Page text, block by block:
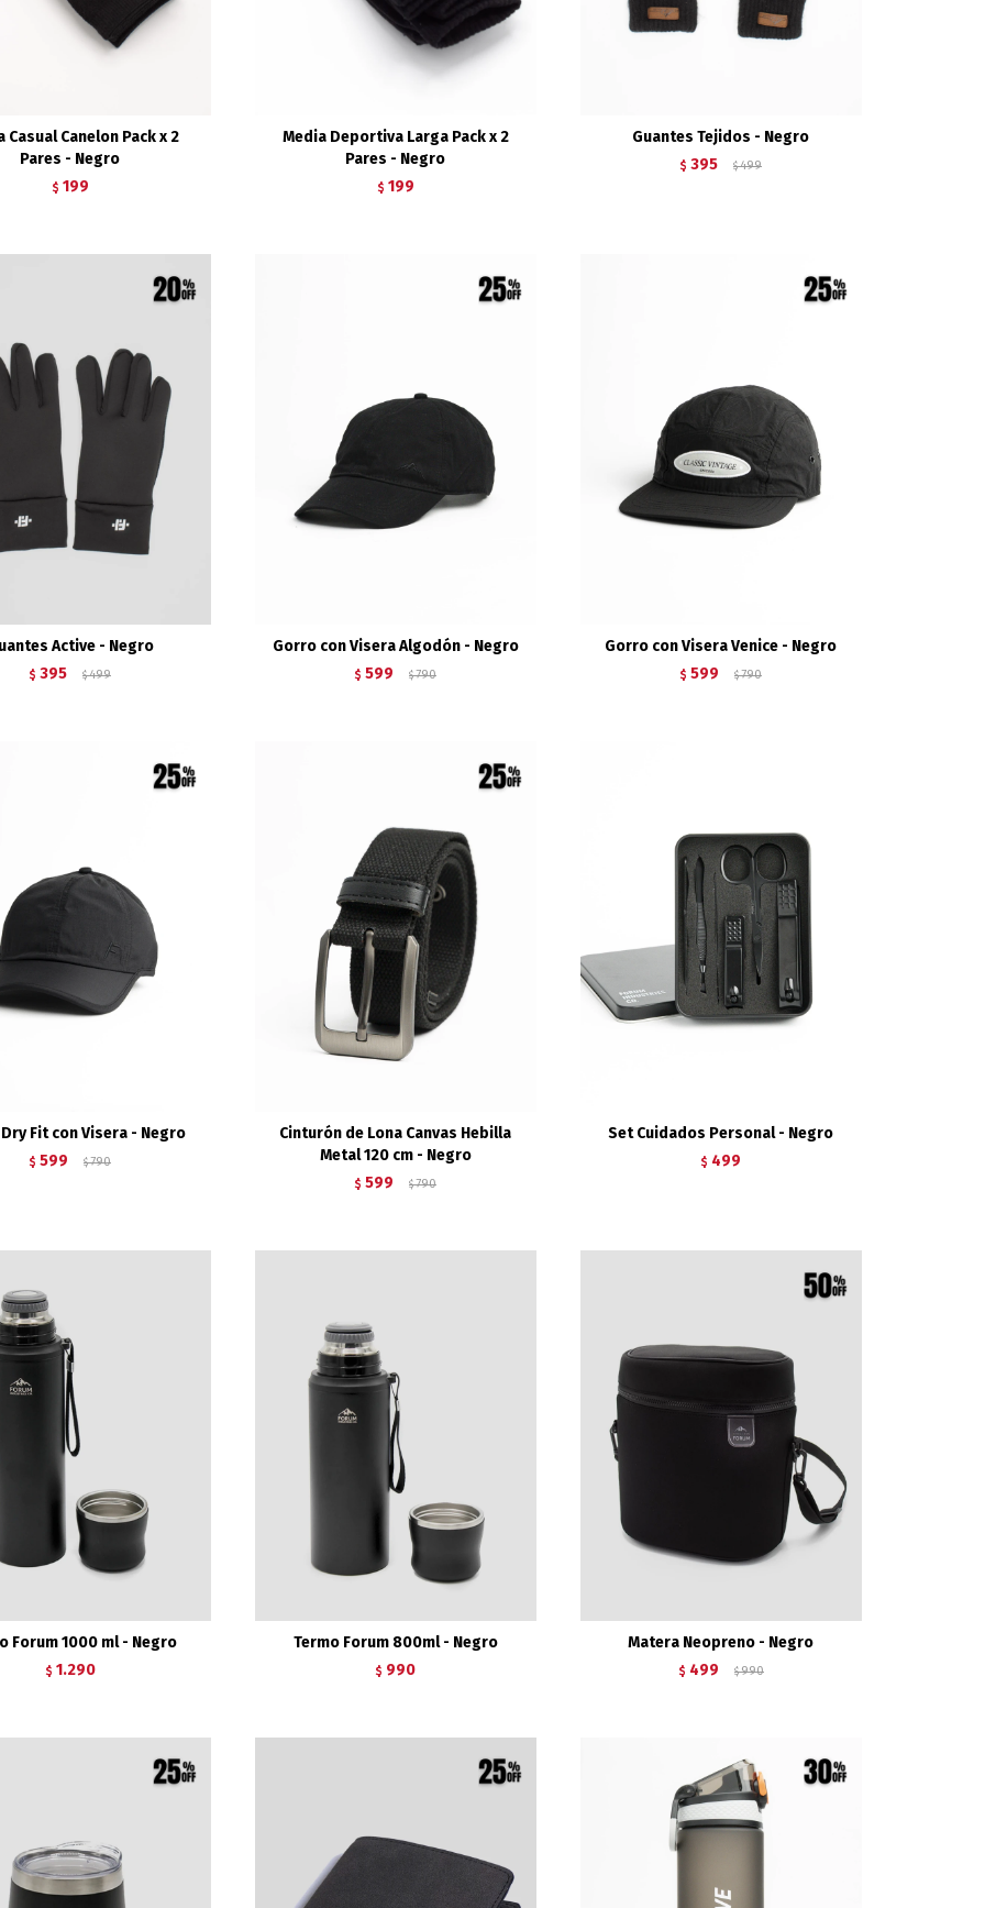
Casual Canelon Pack x 2
Pares - Negro
$ 199
Media Deportiva Larga Pack x 2
Pares - Negro
$ 199
Guantes Tejidos - Negro
$ 395 $ 499
Active - Negro
$ 395 $ 499
Gorro con Visera Algodón - Negro
$ 599 $ 790
Gorro con Visera Venice - Negro
$ 599 $ 790
Fit con Visera - Negro
$ 599 $ 790
Cinturón de Lona Canvas Hebilla
Metal 120 cm - Negro
$ 599 $ 790
Set Cuidados Personal - Negro
$ 499
Forum 1000 ml - Negro
$ 1.290
Termo Forum 800ml - Negro
$ 990
Matera Neopreno - Negro
$ 499 $ 990